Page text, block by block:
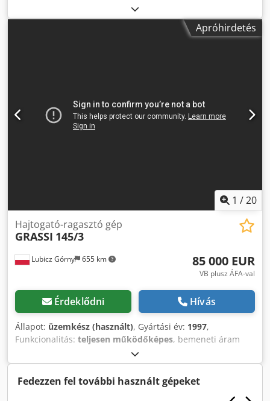
és ragasztógép FIDIA DORA 76 Gyártási év / Year: 2000
Dedpezqtp Dsfx Amyock Lapos raktár adagoló / Lapos
halom adagoló Formátum: min. 150 x 240 mm - max. 760 x
Apróhirdetés
1 /20
Lubicz Górny 655 km
Hajtogató-ragasztó gép
GRASSI 145/3
85 000 EUR
VB plusz ÁFA-val
Érdeklődni Hívás
Állapot: üzemkész (használt), Gyártási év: 1997,
Funkcionalitás: teljesen működőképes, bemeneti áram
, teljes szélesség:
hossz:17 600 mm, bemeneti feszültség:380 V, össztömeg:
13 000 kg, GRASSI 145 hajtogatós ragasztógép, amely
kartondobozok és hullámkarton csomagolások gyártására
Fedezzen fel további használt gépeket